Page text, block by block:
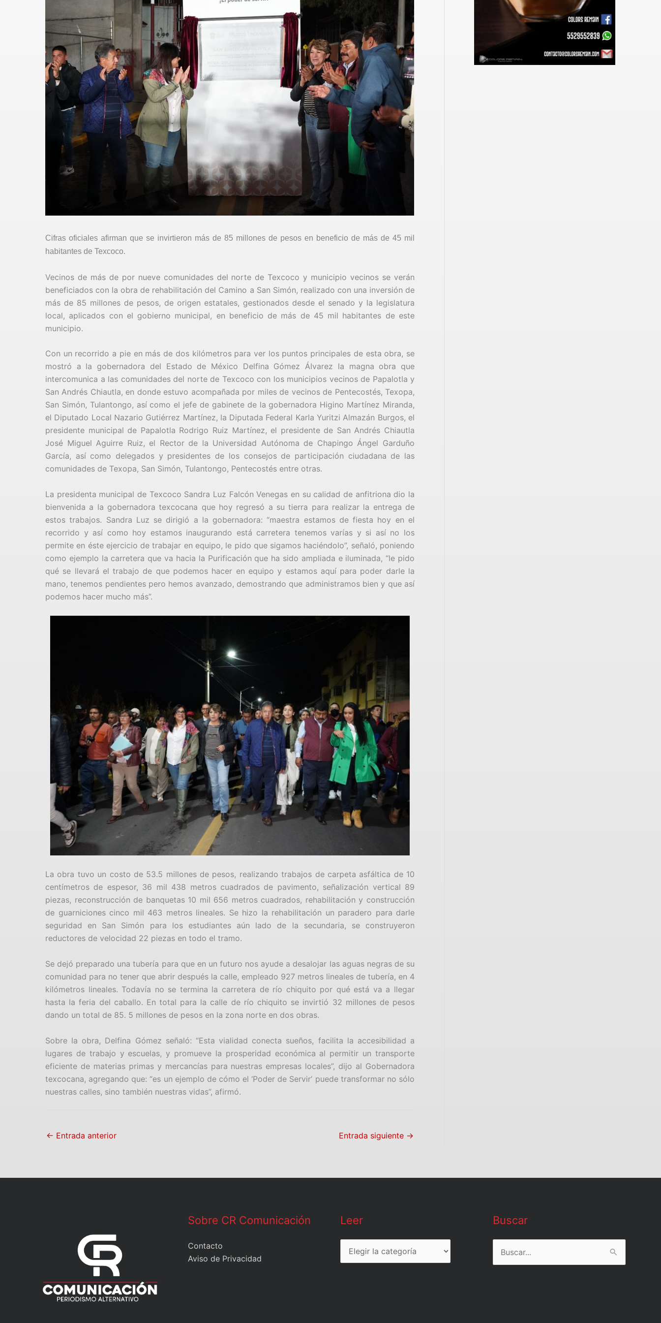
Cifras oficiales afirman que se invirtieron más de 85 millones de pesos en beneficio de más de 45 mil
habitantes de Texcoco.
Vecinos de más de por nueve comunidades del norte de Texcoco y municipio vecinos se verán
beneficiados con la obra de rehabilitación del Camino a San Simón, realizado con una inversión de
más de 85 millones de pesos, de origen estatales, gestionados desde el senado y la legislatura
local, aplicados con el gobierno municipal, en beneficio de más de 45 mil habitantes de este
municipio.
Con un recorrido a pie en más de dos kilómetros para ver los puntos principales de esta obra, se
mostró a la gobernadora del Estado de México Delfina Gómez Álvarez la magna obra que
intercomunica a las comunidades del norte de Texcoco con los municipios vecinos de Papalotla y
San Andrés Chiautla, en donde estuvo acompañada por miles de vecinos de Pentecostés, Texopa,
San Simón, Tulantongo, así como el jefe de gabinete de la gobernadora Higino Martínez Miranda,
el Diputado Local Nazario Gutiérrez Martínez, la Diputada Federal Karla Yuritzi Almazán Burgos, el
presidente municipal de Papalotla Rodrigo Ruiz Martínez, el presidente de San Andrés Chiautla
José Miguel Aguirre Ruiz, el Rector de la Universidad Autónoma de Chapingo Ángel Garduño
García, así como delegados y presidentes de los consejos de participación ciudadana de las
comunidades de Texopa, San Simón, Tulantongo, Pentecostés entre otras.
La presidenta municipal de Texcoco Sandra Luz Falcón Venegas en su calidad de anfitriona dio la
bienvenida a la gobernadora texcocana que hoy regresó a su tierra para realizar la entrega de
estos trabajos. Sandra Luz se dirigió a la gobernadora: “maestra estamos de fiesta hoy en el
recorrido y así como hoy estamos inaugurando está carretera tenemos varías y si así no los
permite en éste ejercicio de trabajar en equipo, le pido que sigamos haciéndolo”, señaló, poniendo
como ejemplo la carretera que va hacia la Purificación que ha sido ampliada e iluminada, “le pido
qué se llevará el trabajo de que podemos hacer en equipo y estamos aquí para poder darle la
mano, tenemos pendientes pero hemos avanzado, demostrando que administramos bien y que así
podemos hacer mucho más”.
La obra tuvo un costo de 53.5 millones de pesos, realizando trabajos de carpeta asfáltica de 10
centímetros de espesor, 36 mil 438 metros cuadrados de pavimento, señalización vertical 89
piezas, reconstrucción de banquetas 10 mil 656 metros cuadrados, rehabilitación y construcción
de guarniciones cinco mil 463 metros lineales. Se hizo la rehabilitación un paradero para darle
seguridad en San Simón para los estudiantes aún lado de la secundaria, se construyeron
reductores de velocidad 22 piezas en todo el tramo.
Se dejó preparado una tubería para que en un futuro nos ayude a desalojar las aguas negras de su
comunidad para no tener que abrir después la calle, empleado 927 metros lineales de tubería, en 4
kilómetros lineales. Todavía no se termina la carretera de río chiquito por qué está va a llegar
hasta la feria del caballo. En total para la calle de río chiquito se invirtió 32 millones de pesos
dando un total de 85. 5 millones de pesos en la zona norte en dos obras.
Sobre la obra, Delfina Gómez señaló: “Esta vialidad conecta sueños, facilita la accesibilidad a
lugares de trabajo y escuelas, y promueve la prosperidad económica al permitir un transporte
eficiente de materias primas y mercancías para nuestras empresas locales”, dijo al Gobernadora
texcocana, agregando que: “es un ejemplo de cómo el ‘Poder de Servir’ puede transformar no sólo
nuestras calles, sino también nuestras vidas”, afirmó.
← Entrada anterior Entrada siguiente →
Sobre CR Comunicación
Contacto
Aviso de Privacidad
Leer
Leer Buscar
Buscar
por: